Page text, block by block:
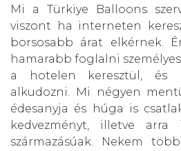
Mi a Türkiye Balloons
viszont ha interneten
borsosabb árat elkérnek.
hamarabb foglalni
a hotelen keresztül, és
alkudozni. Mi négyen
édesanyja és húga is
kedvezményt, illetve
származásúak. Nekem